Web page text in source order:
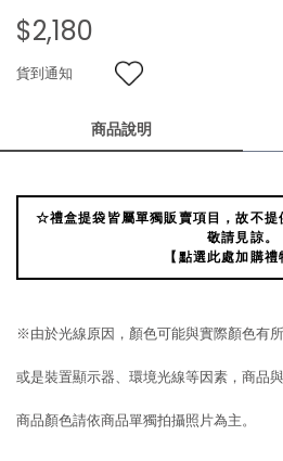
$2,180
貨到通知
商品說明
☆禮盒提袋皆屬單獨販賣項目，故不提
敬請見諒。
【點選此處加購禮
※由於光線原因，顏色可能與實際顏色有所
或是裝置顯示器、環境光線等因素，商品
商品顏色請依商品單獨拍攝照片為主。